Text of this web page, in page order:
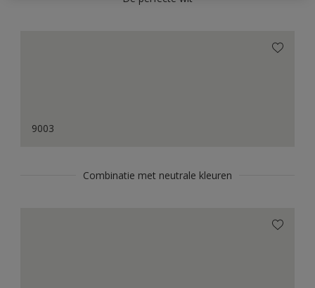
9003
Combinatie met neutrale kleuren